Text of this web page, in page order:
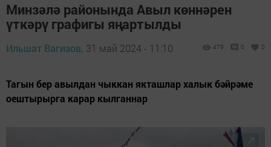
Минзәлә районында Авыл көннәрен
үткәрү графигы яңартылды
Ильшат Вагизов, 31 май 2024 - 11:10 479 0 0
Тагын бер авылдан чыккан якташлар халык бәйрәме
оештырырга карар кылганнар